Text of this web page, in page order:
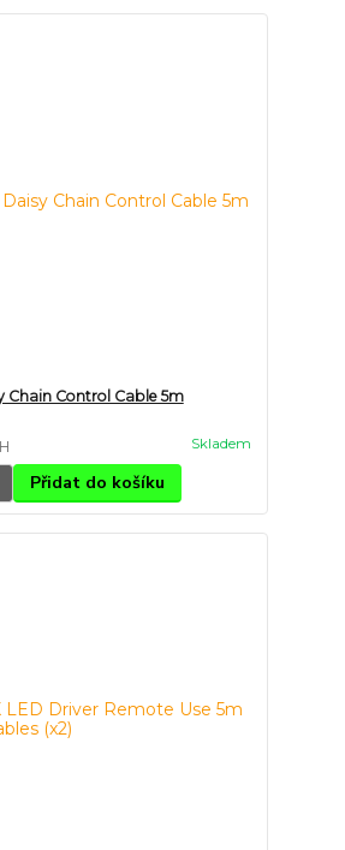
Chain Control Cable 5m
Skladem
Přidat do košíku